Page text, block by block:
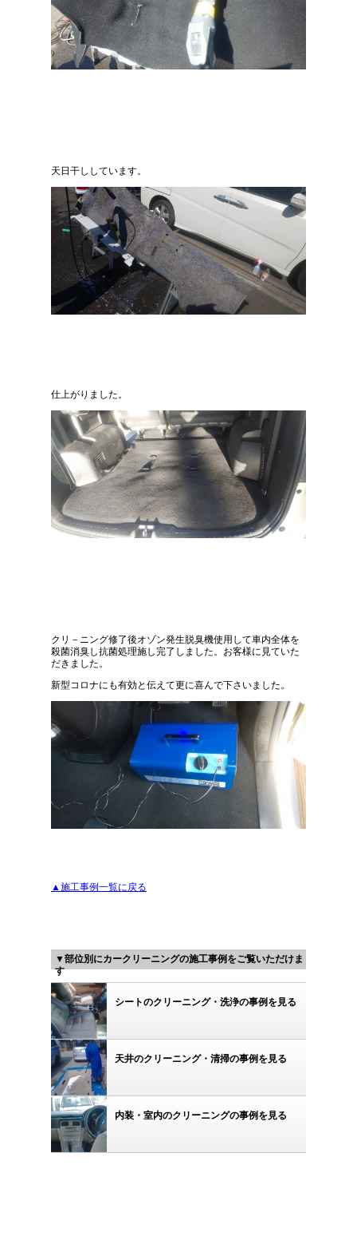
天日干ししています。
仕上がりました。
クリ－ニング修了後オゾン発生脱臭機使用して車内全体を
殺菌消臭し抗菌処理施し完了しました。お客様に見ていた
だきました。
新型コロナにも有効と伝えて更に喜んで下さいました。
▲施工事例一覧に戻る
▼部位別にカークリーニングの施工事例をご覧いただけま
す
シートのクリーニング・洗浄の事例を見る
天井のクリーニング・清掃の事例を見る
内装・室内のクリーニングの事例を見る